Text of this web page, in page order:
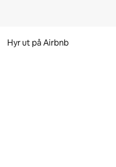
Hyr ut på Airbnb